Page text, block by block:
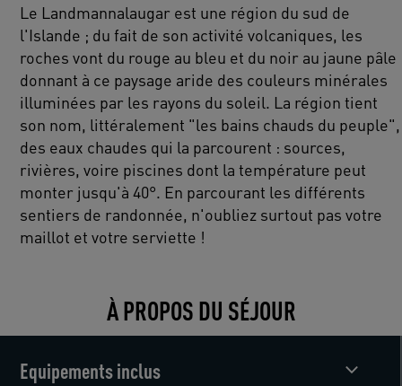
Le Landmannalaugar est une région du sud de
l'Islande ; du fait de son activité volcaniques, les
roches vont du rouge au bleu et du noir au jaune pâle
donnant à ce paysage aride des couleurs minérales
illuminées par les rayons du soleil. La région tient
son nom, littéralement "les bains chauds du peuple",
des eaux chaudes qui la parcourent : sources,
rivières, voire piscines dont la température peut
monter jusqu'à 40°. En parcourant les différents
sentiers de randonnée, n'oubliez surtout pas votre
maillot et votre serviette !
À PROPOS DU SÉJOUR
Equipements inclus